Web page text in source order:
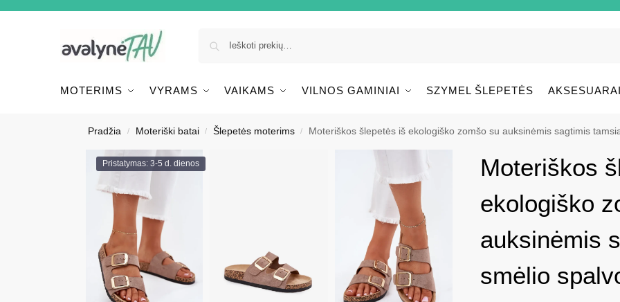
MOTERIMS VYRAMS VAIKAMS VILNOS GAMINIAI SZYMEL ŠLEPETĖS
Pradžia / Moteriški batai / Šlepetės moterims / Moteriškos šlepetės iš ekologiško zomšo su auksinėmis sagtimis
Pristatymas: 3-5 d. dienos
Moteriškos
ekologiško
auksinėmis
smėlio